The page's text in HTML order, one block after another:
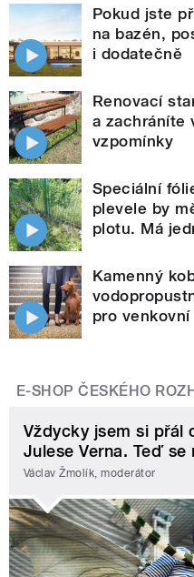
Pokud jste
na bazén,
i dodatečně
Renovací
a zachráníte
vzpomínky
Speciální
plevele by
plotu. Má
Kamenný
pro
E-SHOP ČESKÉHO
Vždycky jsem si přál
Julese Verna. Teď
Václav Žmolík, moderátor